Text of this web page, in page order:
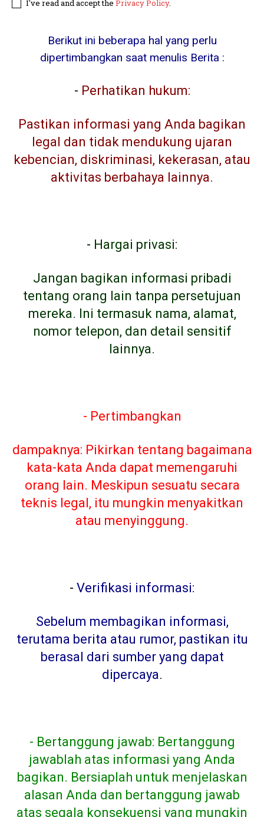
I've read and accept the Privacy Policy.
Berikut ini beberapa hal yang perlu
dipertimbangkan saat menulis Berita :
- Perhatikan hukum:
Pastikan informasi yang Anda bagikan
legal dan tidak mendukung ujaran
kebencian, diskriminasi, kekerasan, atau
aktivitas berbahaya lainnya.
- Hargai privasi:
Jangan bagikan informasi pribadi
tentang orang lain tanpa persetujuan
mereka. Ini termasuk nama, alamat,
nomor telepon, dan detail sensitif
lainnya.
- Pertimbangkan
dampaknya: Pikirkan tentang bagaimana
kata-kata Anda dapat memengaruhi
orang lain. Meskipun sesuatu secara
teknis legal, itu mungkin menyakitkan
atau menyinggung.
- Verifikasi informasi:
Sebelum membagikan informasi,
terutama berita atau rumor, pastikan itu
berasal dari sumber yang dapat
dipercaya.
- Bertanggung jawab: Bertanggung
jawablah atas informasi yang Anda
bagikan. Bersiaplah untuk menjelaskan
alasan Anda dan bertanggung jawab
atas segala konsekuensi yang mungkin